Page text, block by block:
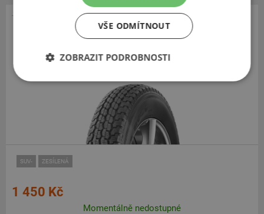
Rotalla
SUV- ZESÍLENÁ
1 450 Kč
Momentálně nedostupné
VŠE ODMÍTNOUT
ZOBRAZIT PODROBNOSTI